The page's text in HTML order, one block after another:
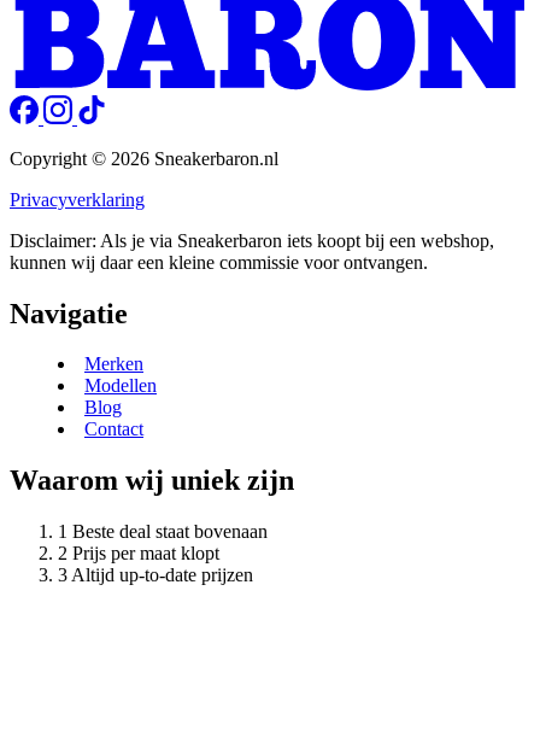
Copyright © 2026 Sneakerbaron.nl
Privacyverklaring
Disclaimer: Als je via Sneakerbaron iets koopt bij een webshop,
kunnen wij daar een kleine commissie voor ontvangen.
Navigatie
Merken
Modellen
Blog
Contact
Waarom wij uniek zijn
Beste deal staat bovenaan
Prijs per maat klopt
Altijd up-to-date prijzen